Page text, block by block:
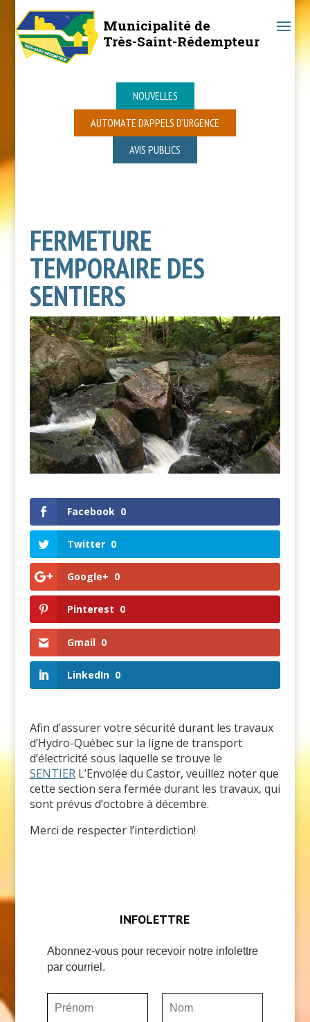
Municipalité de
Très-Saint-Rédempteur
NOUVELLES
AUTOMATE D’APPELS D’URGENCE
AVIS PUBLICS
FERMETURE
TEMPORAIRE DES
SENTIERS
Facebook 0
Twitter 0
Google+ 0
Pinterest 0
Gmail 0
LinkedIn 0
Afin d’assurer votre sécurité durant les travaux
d’Hydro-Québec sur la ligne de transport
d’électricité sous laquelle se trouve le
SENTIERL’Envolée du Castor, veuillez noter que
cette section sera fermée durant les travaux, qui
sont prévus d’octobre à décembre.
Merci de respecter l’interdiction!
INFOLETTRE
Abonnez-vous pour recevoir notre infolettre
par courriel.